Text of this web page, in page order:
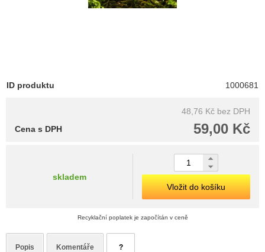
ID produktu 1000681
48,76 Kč bez DPH
59,00 Kč
Cena s DPH
skladem
Vložit do košíku
Recyklační poplatek je započítán v ceně
Popis Komentáře ?